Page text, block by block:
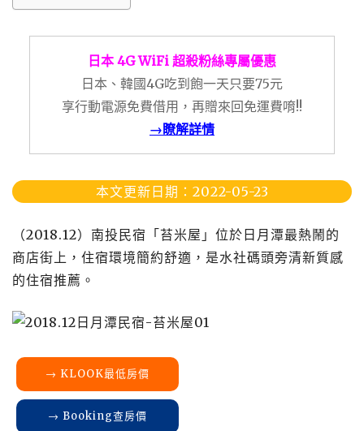
日本 4G WiFi 超殺粉絲專屬優惠
日本、韓國4G吃到飽一天只要75元
享行動電源免費借用，再贈來回免運費唷!!
→瞭解詳情
本文更新日期：2022-05-23
（2018.12）南投民宿「苔米屋」位於日月潭最熱鬧的
商店街上，住宿環境簡約舒適，是水社碼頭旁清新質感
的住宿推薦。
→ KLOOK最低房價
→ Booking查房價